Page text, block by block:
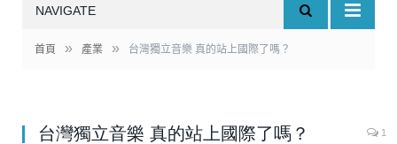
NAVIGATE
首頁 » 產業 » 台灣獨立音樂 真的站上國際了嗎？
台灣獨立音樂 真的站上國際了嗎？ 1